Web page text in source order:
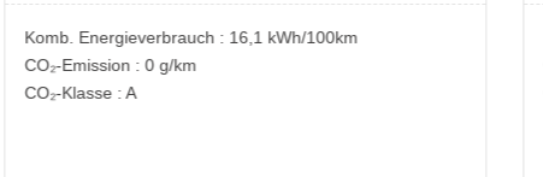
Komb. Energieverbrauch : 16,1 kWh/100km
CO₂-Emission : 0 g/km
CO₂-Klasse : A